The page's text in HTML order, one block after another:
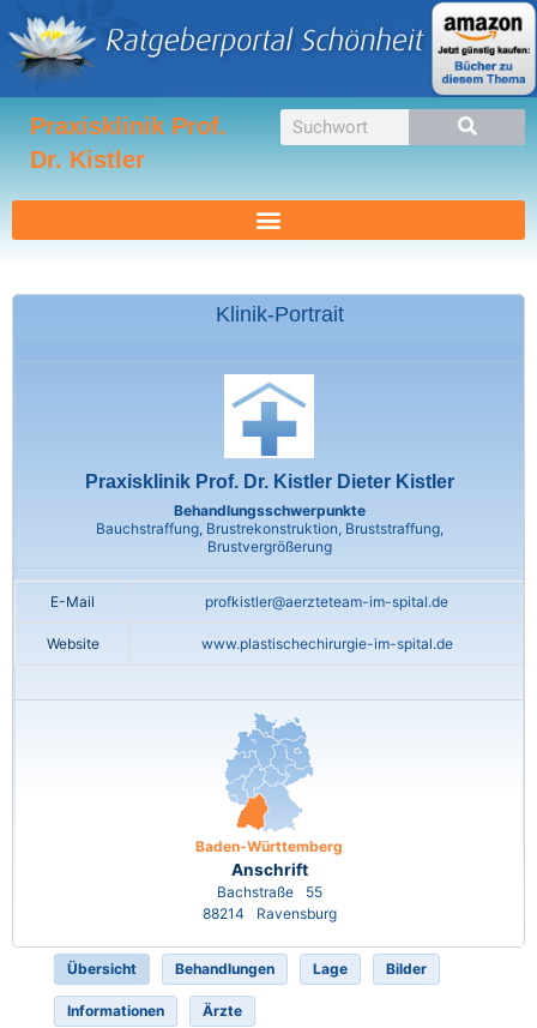
Inhalt
springen
Praxisklinik Prof.
Dr. Kistler
Suche
Klinik-Portrait
Praxisklinik Prof. Dr. Kistler Dieter Kistler
Behandlungsschwerpunkte
Bauchstraffung, Brustrekonstruktion, Bruststraffung,
Brustvergrößerung
E-Mail profkistler@aerzteteam-im-spital.de
Website www.plastischechirurgie-im-spital.de
Baden-Württemberg
Anschrift
Bachstraße
55
88214
Ravensburg
Übersicht Behandlungen Lage Bilder
Informationen Ärzte